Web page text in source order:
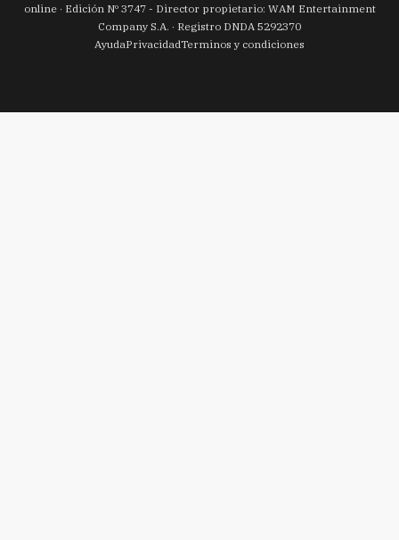
online · Edición Nº 3747- Director propietario: WAM Entertainment
Company S.A. · Registro DNDA 5292370
AyudaPrivacidadTerminos y condiciones